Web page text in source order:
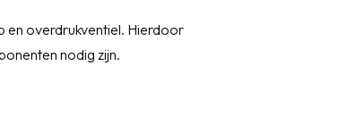
en overdrukventiel. Hierdoor
nodig zijn.